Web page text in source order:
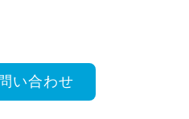
い合わせ